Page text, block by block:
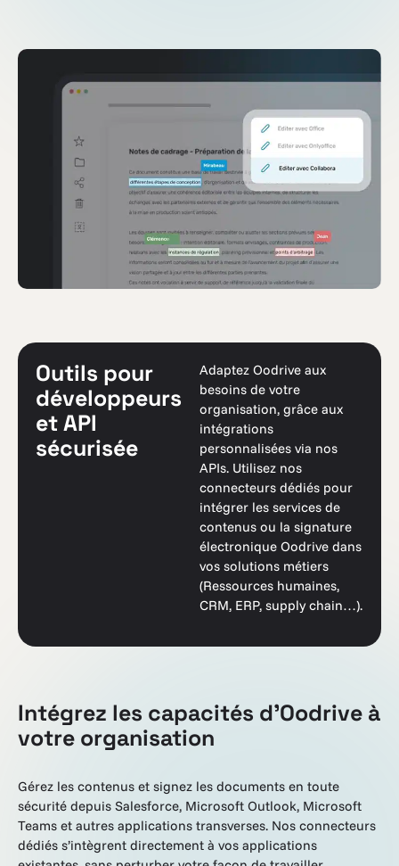
Outils pour
développeurs
et API
sécurisée
Adaptez Oodrive aux
besoins de votre
organisation, grâce aux
intégrations
personnalisées via nos
APIs. Utilisez nos
connecteurs dédiés pour
intégrer les services de
contenus ou la signature
électronique Oodrive dans
vos solutions métiers
(Ressources humaines,
CRM, ERP, supply chain…).
Intégrez les capacités d'Oodrive à
votre organisation
Gérez les contenus et signez les documents en toute
sécurité depuis Salesforce, Microsoft Outlook, Microsoft
Teams et autres applications transverses. Nos connecteurs
dédiés s’intègrent directement à vos applications